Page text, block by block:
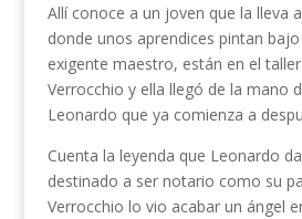
Allí conoce a un joven que la lleva
donde unos aprendices pintan
exigente maestro, están en el
Verrocchio y ella llegó de la mano
Leonardo que ya comienza a
Cuenta la leyenda que Leonardo
destinado a ser notario como su
Verrocchio lo vio acabar un ángel